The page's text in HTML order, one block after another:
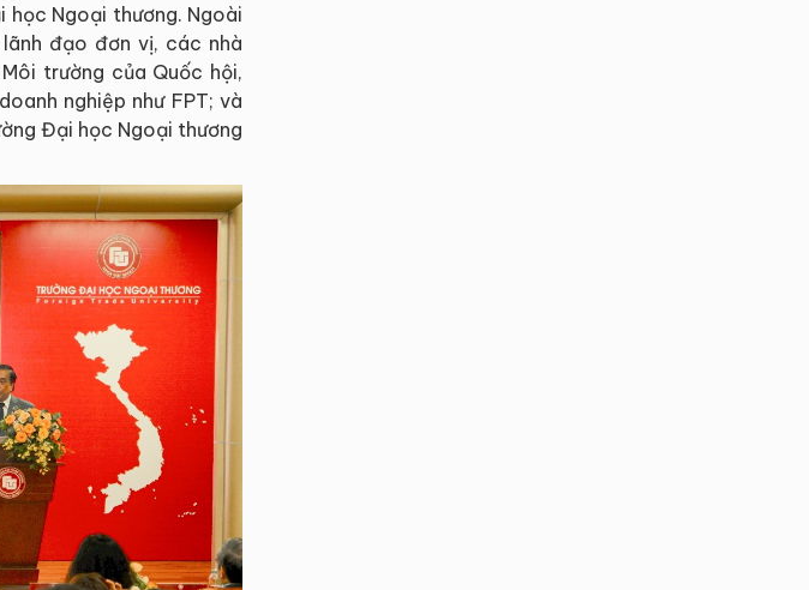
học Ngoại thương. Ngoài
đạo đơn vị, các nhà
trường của Quốc hội,
nghiệp như FPT; và
Đại học Ngoại thương